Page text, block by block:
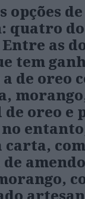
opções
quatro
as
tem
de oreo
oreo e
carta,